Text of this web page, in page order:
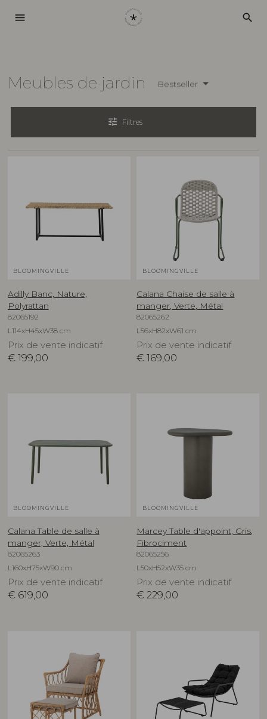
menu search
Meubles de jardin Bestseller
tune Filtres
BLOOMINGVILLE
Adilly Banc, Nature,
Polyrattan
82065192
L114xH45xW38 cm
Prix de vente indicatif
€ 199,00
BLOOMINGVILLE
Calana Chaise de salle à
manger, Verte, Métal
82065262
L56xH82xW61 cm
Prix de vente indicatif
€ 169,00
BLOOMINGVILLE
Calana Table de salle à
manger, Verte, Métal
82065263
L160xH75xW90 cm
Prix de vente indicatif
€ 619,00
BLOOMINGVILLE
Marcey Table d'appoint, Gris,
Fibrociment
82065256
L50xH52xW35 cm
Prix de vente indicatif
€ 229,00